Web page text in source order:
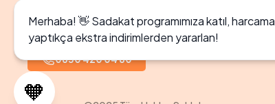
0850 420 04 80
Merhaba! 👋 Sadakat programımıza katıl, harcama
yaptıkça ekstra indirimlerden yararlan!
🧡